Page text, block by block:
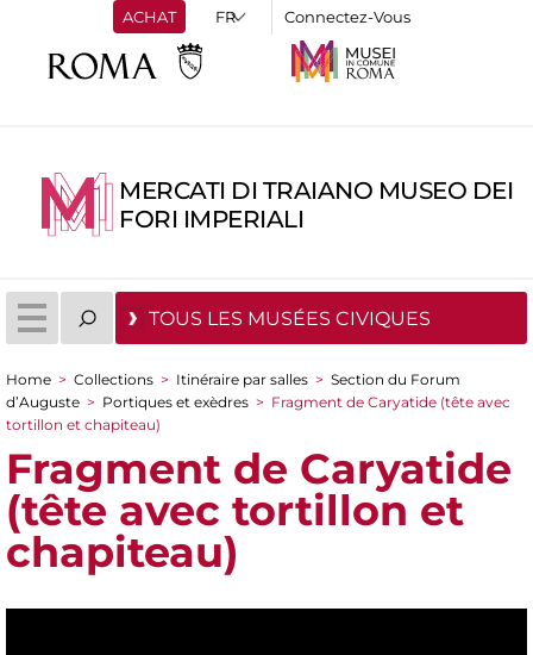
ACHAT Connectez-Vous
MERCATI DI TRAIANO MUSEO DEI
FORI IMPERIALI
TOUS LES MUSÉES CIVIQUES
You are here
Home > Collections > Itinéraire par salles > Section du Forum
d’Auguste > Portiques et exèdres > Fragment de Caryatide (tête avec
tortillon et chapiteau)
Fragment de Caryatide
(tête avec tortillon et
chapiteau)